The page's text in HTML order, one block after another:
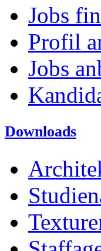
Jobs
Profil
Jobs
Downloads